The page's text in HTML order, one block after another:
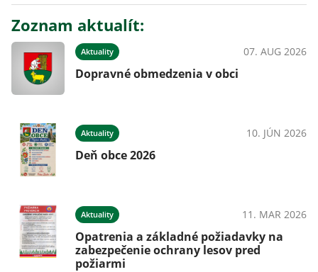
Zoznam aktualít:
Aktuality 07. AUG 2026
Dopravné obmedzenia v obci
Aktuality 10. JÚN 2026
Deň obce 2026
Aktuality 11. MAR 2026
Opatrenia a základné požiadavky na
zabezpečenie ochrany lesov pred
požiarmi